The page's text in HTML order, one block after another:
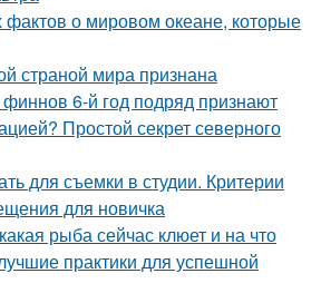
фактов о мировом океане, которые
страной мира признана
6-й год подряд признают
Простой секрет северного
для съемки в студии. Критерии
для новичка
рыба сейчас клюет и на что
практики для успешной